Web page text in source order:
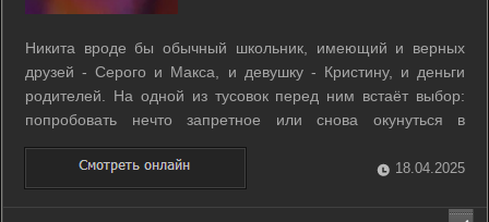
Никита вроде бы обычный школьник, имеющий и верных
друзей - Серого и Макса, и девушку - Кристину, и деньги
родителей. На одной из тусовок перед ним встаёт выбор:
попробовать нечто запретное или снова окунуться в
серость. В этот момент для Никиты открывается новый мир.
И поделом, что девушка бросила, ведь уже завертелись
отношения с Лизой - ...
18.04.2025